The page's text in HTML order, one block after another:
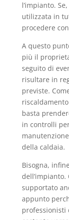
l’impianto.
utilizzata in
procedere
A questo
più il
seguito di
risultare in
previste.
basta
in controlli
della caldaia.
Bisogna,
dell’impianto.
supportato
appunto
professionisti